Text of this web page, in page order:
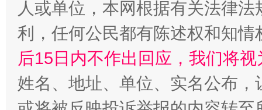
网上购药对药下症？
人或单位，本网根据有关法律
利，任何公民都有陈述权和知情
后15日内不作出回应，我们将
姓名、地址、单位、实名公布